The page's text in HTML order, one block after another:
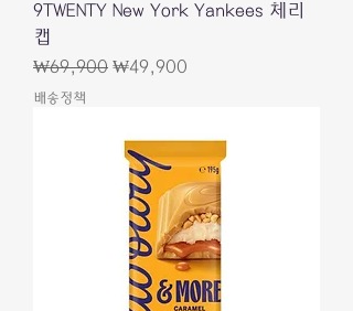
9TWENTY New York Yankees 체리
캡
일반가
₩69,900 할인가
₩49,900
배송정책